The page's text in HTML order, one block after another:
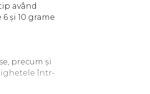
având
și 10 grame
precum și
într-